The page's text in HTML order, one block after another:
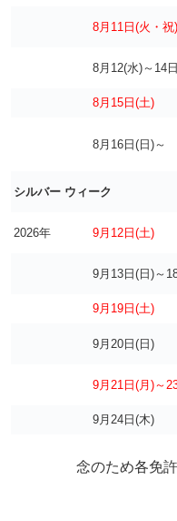
8月11日(火・祝)
8月12(水)～14
8月15日(土)
8月16日(日)～
シルバー ウィーク
2026年 9月12日(土)
9月13日(日)～
9月19日(土)
9月20日(日)
9月21日(月)～
9月24日(木)
念のため各免